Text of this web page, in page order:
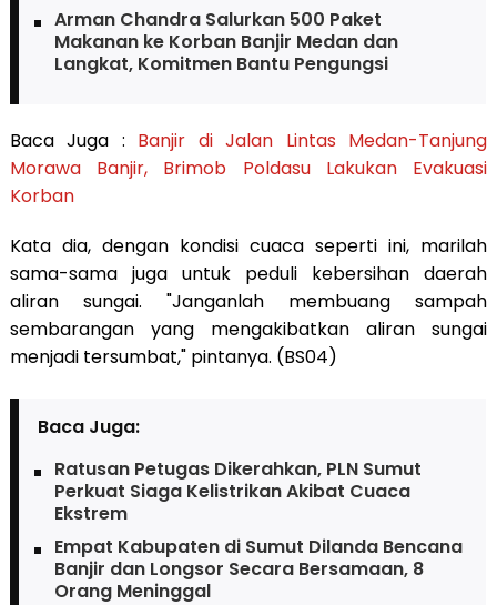
Arman Chandra Salurkan 500 Paket
Makanan ke Korban Banjir Medan dan
Langkat, Komitmen Bantu Pengungsi
Baca Juga : Banjir di Jalan Lintas Medan-Tanjung
Morawa Banjir, Brimob Poldasu Lakukan Evakuasi
Korban
Kata dia, dengan kondisi cuaca seperti ini, marilah
sama-sama juga untuk peduli kebersihan daerah
aliran sungai. "Janganlah membuang sampah
sembarangan yang mengakibatkan aliran sungai
menjadi tersumbat," pintanya. (BS04)
Baca Juga:
Ratusan Petugas Dikerahkan, PLN Sumut
Perkuat Siaga Kelistrikan Akibat Cuaca
Ekstrem
Empat Kabupaten di Sumut Dilanda Bencana
Banjir dan Longsor Secara Bersamaan, 8
Orang Meninggal